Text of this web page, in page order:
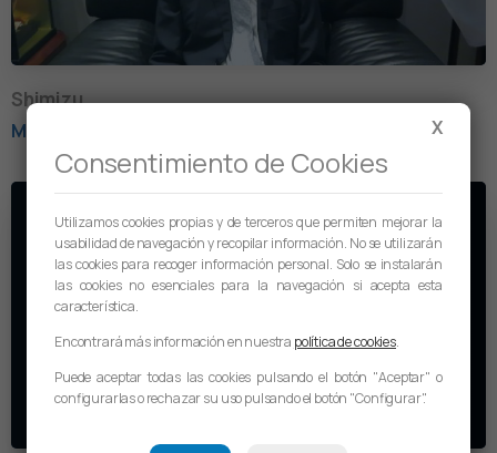
Shimizu
Ministro Embajada de Japón en España X
Consentimiento de Cookies
Utilizamos cookies propias y de terceros que permiten mejorar la
usabilidad de navegación y recopilar información. No se utilizarán
las cookies para recoger información personal. Solo se instalarán
las cookies no esenciales para la navegación si acepta esta
característica.
Encontrará más información en nuestra política de cookies.
Puede aceptar todas las cookies pulsando el botón "Aceptar" o
configurarlas o rechazar su uso pulsando el botón "Configurar".